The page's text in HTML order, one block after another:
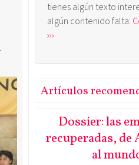
tienes algún texto
algún contenido falta:
›››
Artículos
Dossier: las
recuperadas, de
al